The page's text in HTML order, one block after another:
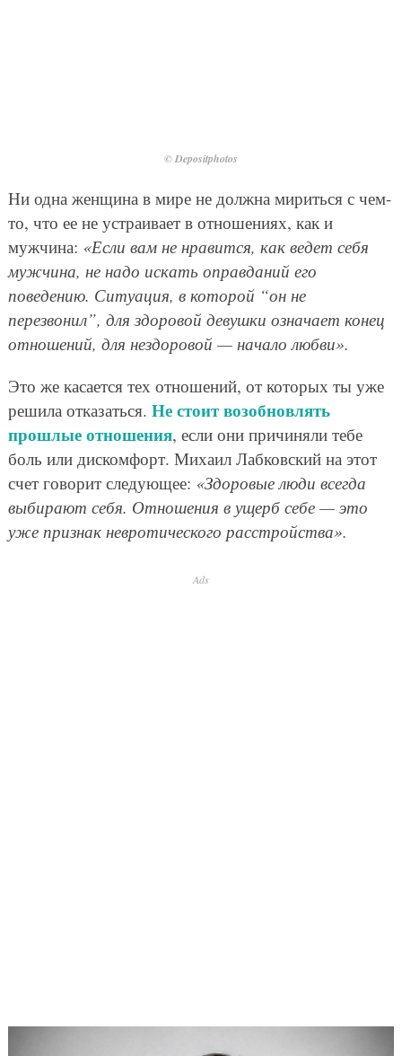
© Depositphotos
Ни одна женщина в мире не должна мириться с чем-
то, что ее не устраивает в отношениях, как и
мужчина: «Если вам не нравится, как ведет себя
мужчина, не надо искать оправданий его
поведению. Ситуация, в которой “он не
перезвонил”, для здоровой девушки означает конец
отношений, для нездоровой — начало любви».
Это же касается тех отношений, от которых ты уже
решила отказаться. Не стоит возобновлять
прошлые отношения, если они причиняли тебе
боль или дискомфорт. Михаил Лабковский на этот
счет говорит следующее: «Здоровые люди всегда
выбирают себя. Отношения в ущерб себе — это
уже признак невротического расстройства».
Ads